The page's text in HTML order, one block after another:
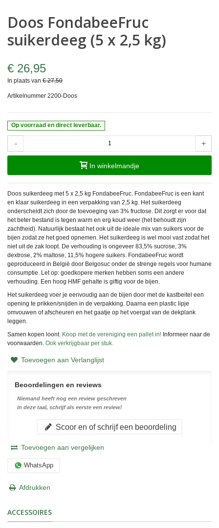
Doos FondabeeFruc
suikerdeeg (5 x 2,5 kg)
€ 26,95
In plaats van € 27,50
Artikelnummer 2200-Doos
Op voorraad en direct leverbaar.
- +
In winkelmandje
Doos suikerdeeg met 5 x 2,5 kg FondabeeFruc. FondabeeFruc is een kant
en klaar suikerdeeg in een verpakking van 2,5 kg. Het suikerdeeg
onderscheidt zich door de toevoeging van 3% fructose. Dit zorgt er voor dat
het beter bestand is tegen warm en erg koud weer (het behoudt zijn
zachtheid). Natuurlijk bestaat het ook uit de ideale mix van suikers voor de
bijen zodat ze het goed opnemen. Het suikerdeeg is wel mooi vast zodat het
niet uit de zak loopt. De verhouding is ongeveer 83,5% sucrose, 3%
dextrose, 2% maltose, 11,5% hogere suikers. FondabeeFruc wordt
geproduceerd in België door Belgosuc onder de strenge regels voor humane
consumptie. Let op: goedkopere merken hebben soms een andere
verhouding. Een hoog HMF gehalte is giftig voor de bijen.
Het suikerdeeg voer je eenvoudig aan de bijen door met de kastbeitel een
opening te prikken/snijden in de verpakking. Daarna een plastic lipje
omvouwen of afscheuren en het gaatje op het voergat van de dekplank
leggen.
Samen kopen loont. Koop met de vereniging een pallet in! Informeer naar de
voorwaarden. Ook verkrijgbaar per stuk.
Toevoegen aan Verlanglijst
Beoordelingen en reviews
Niemand heeft nog een review geschreven
in deze taal, schrijf als eerste een review!
Scoor en of schrijf een beoordeling
Toevoegen aan vergelijken
WhatsApp
Afdrukken
ACCESSOIRES